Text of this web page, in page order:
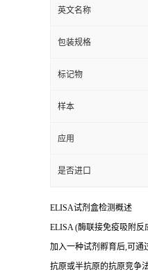
英文名称
包装规格
标记物
样本
应用
是否进口
ELISA试剂盒检测概述
ELISA (酶联接免疫吸附反
加入一种试剂孵育后,可通
抗原或半抗原的抗原竞争